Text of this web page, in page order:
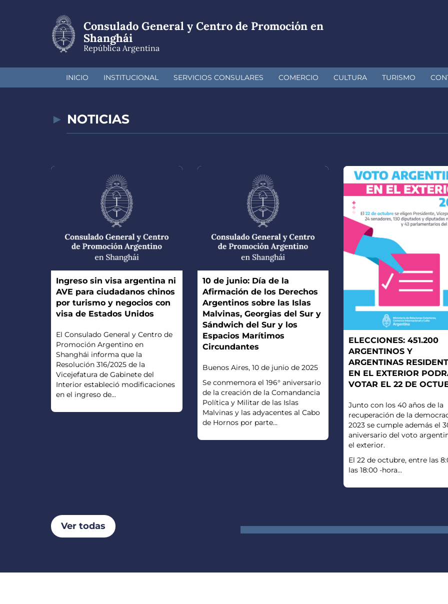
Consulado General y Centro de Promoción en
Shanghái
República Argentina
INICIO INSTITUCIONAL SERVICIOS CONSULARES COMERCIO CULTURA TURISMO
NOTICIAS
Ingreso sin visa argentina ni
AVE para ciudadanos chinos
por turismo y negocios con
visa de Estados Unidos
El Consulado General y Centro de
Promoción Argentino en
Shanghái informa que la
Resolución 316/2025 de la
Vicejefatura de Gabinete del
Interior estableció modificaciones
en el ingreso de...
10 de junio: Día de la
Afirmación de los Derechos
Argentinos sobre las Islas
Malvinas, Georgias del Sur y
Sándwich del Sur y los
Espacios Marítimos
Circundantes
Buenos Aires, 10 de junio de 2025
Se conmemora el 196° aniversario
de la creación de la Comandancia
Política y Militar de las Islas
Malvinas y las adyacentes al Cabo
de Hornos por parte...
ELECCIONES: 451.200
ARGENTINOS Y
ARGENTINAS
EN EL EXTERIOR
VOTAR EL 22 DE
Junto con los 40 años de la
recuperación de la
2023 se cumple además el
aniversario del voto
el exterior.
El 22 de octubre, entre las
las 18:00 -hora...
Ver todas